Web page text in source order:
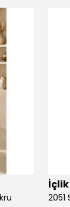
İçlik
2051